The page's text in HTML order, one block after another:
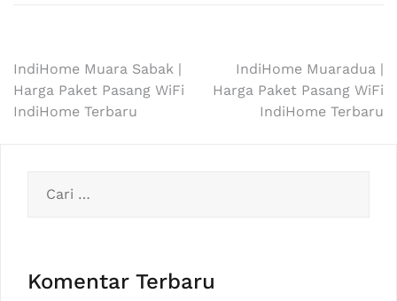
Navigasi
pos
IndiHome Muara Sabak |
Harga Paket Pasang WiFi
IndiHome Terbaru
IndiHome Muaradua |
Harga Paket Pasang WiFi
IndiHome Terbaru
untuk:
Komentar Terbaru